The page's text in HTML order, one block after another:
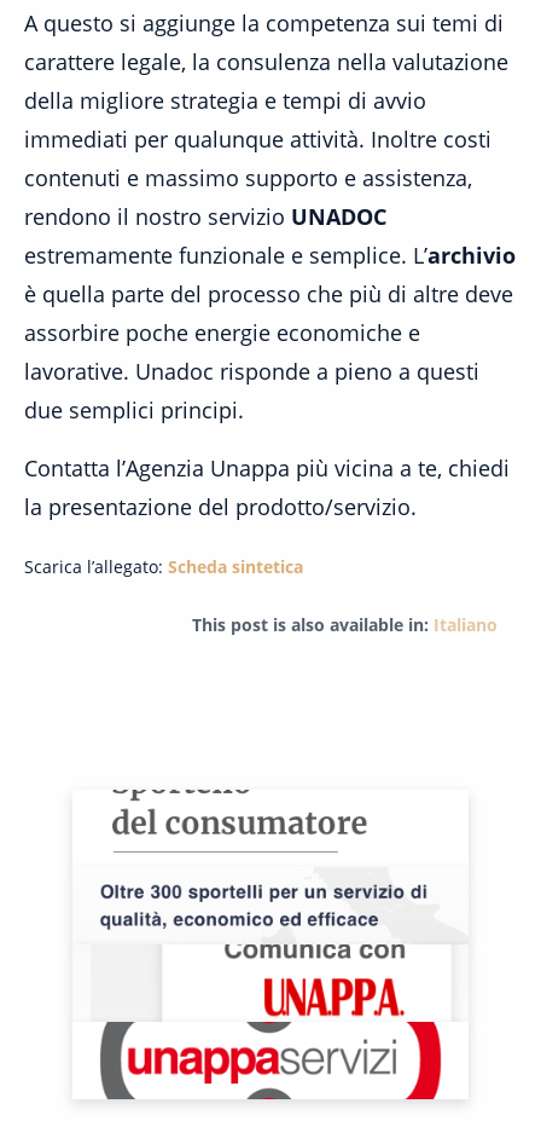
A questo si aggiunge la competenza sui temi di
carattere legale, la consulenza nella valutazione
della migliore strategia e tempi di avvio
immediati per qualunque attività. Inoltre costi
contenuti e massimo supporto e assistenza,
rendono il nostro servizio UNADOC
estremamente funzionale e semplice. L’archivio
è quella parte del processo che più di altre deve
assorbire poche energie economiche e
lavorative. Unadoc risponde a pieno a questi
due semplici principi.
Contatta l’Agenzia Unappa più vicina a te, chiedi
la presentazione del prodotto/servizio.
Scarica l’allegato: Scheda sintetica
This post is also available in: Italiano